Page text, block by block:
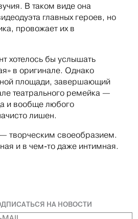
В таком виде она
главных героев, но
провожает их в
хотелось бы услышать
в оригинале. Однако
площади, завершающий
театрального ремейка —
и вообще любого
лишен.
творческим своеобразием.
и в чем-то даже интимная.
НА НОВОСТИ